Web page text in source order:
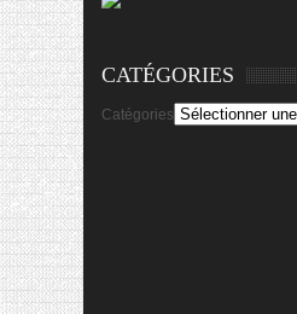
CATÉGORIES
Catégories